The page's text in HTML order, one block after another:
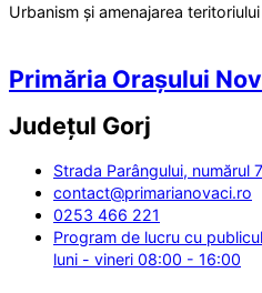
Urbanism și amenajarea teritoriului
Primăria Orașului
Județul Gorj
Strada Parângului, numărul
contact@primarianovaci.ro
0253 466 221
Program de lucru cu
luni - vineri 08:00 - 16:00